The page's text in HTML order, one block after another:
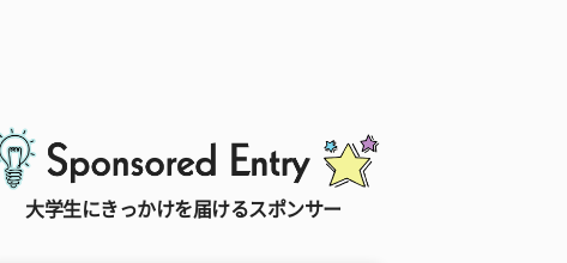
大学生にきっかけを届けるスポンサー